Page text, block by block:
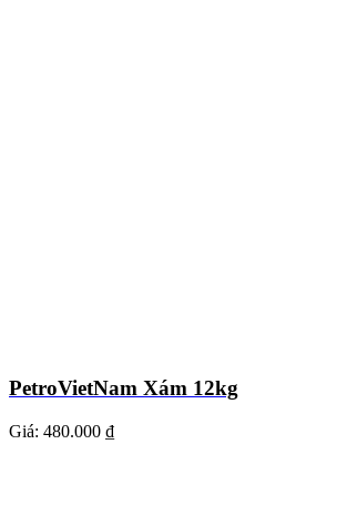
PetroVietNam Xám 12kg
Giá: 480.000 ₫